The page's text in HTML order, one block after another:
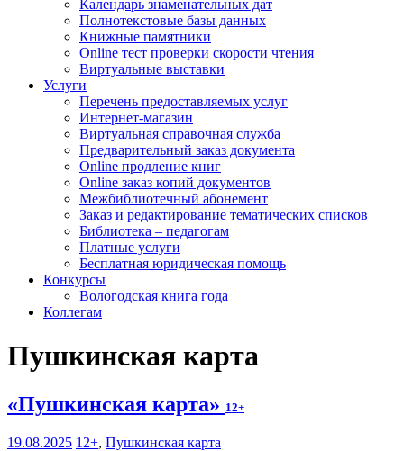
Календарь знаменательных дат
Полнотекстовые базы данных
Книжные памятники
Online тест проверки скорости чтения
Виртуальные выставки
Услуги
Перечень предоставляемых услуг
Интернет-магазин
Виртуальная справочная служба
Предварительный заказ документа
Online продление книг
Online заказ копий документов
Межбиблиотечный абонемент
Заказ и редактирование тематических списков
Библиотека – педагогам
Платные услуги
Бесплатная юридическая помощь
Конкурсы
Вологодская книга года
Коллегам
Пушкинская карта
«Пушкинская карта» 12+
19.08.2025 12+, Пушкинская карта